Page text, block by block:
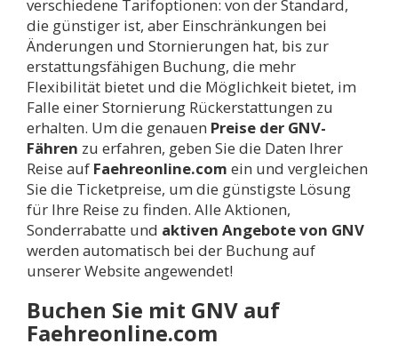
verschiedene Tarifoptionen: von der Standard,
die günstiger ist, aber Einschränkungen bei
Änderungen und Stornierungen hat, bis zur
erstattungsfähigen Buchung, die mehr
Flexibilität bietet und die Möglichkeit bietet, im
Falle einer Stornierung Rückerstattungen zu
erhalten. Um die genauen Preise der GNV-
Fähren zu erfahren, geben Sie die Daten Ihrer
Reise auf Faehreonline.com ein und vergleichen
Sie die Ticketpreise, um die günstigste Lösung
für Ihre Reise zu finden. Alle Aktionen,
Sonderrabatte und aktiven Angebote von GNV
werden automatisch bei der Buchung auf
unserer Website angewendet!
Buchen Sie mit GNV auf
Faehreonline.com